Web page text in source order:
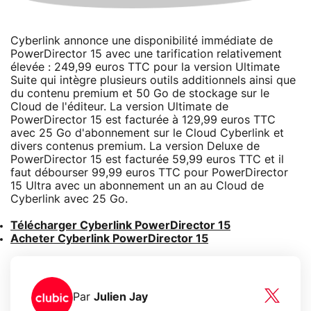
Cyberlink annonce une disponibilité immédiate de
PowerDirector 15 avec une tarification relativement
élevée : 249,99 euros TTC pour la version Ultimate
Suite qui intègre plusieurs outils additionnels ainsi que
du contenu premium et 50 Go de stockage sur le
Cloud de l'éditeur. La version Ultimate de
PowerDirector 15 est facturée à 129,99 euros TTC
avec 25 Go d'abonnement sur le Cloud Cyberlink et
divers contenus premium. La version Deluxe de
PowerDirector 15 est facturée 59,99 euros TTC et il
faut débourser 99,99 euros TTC pour PowerDirector
15 Ultra avec un abonnement un an au Cloud de
Cyberlink avec 25 Go.
Télécharger Cyberlink PowerDirector 15
Acheter Cyberlink PowerDirector 15
Par Julien Jay